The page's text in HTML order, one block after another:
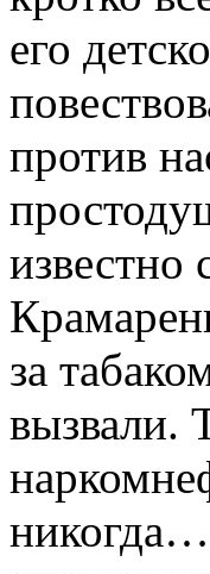
его
против
известно
за
вызвали.